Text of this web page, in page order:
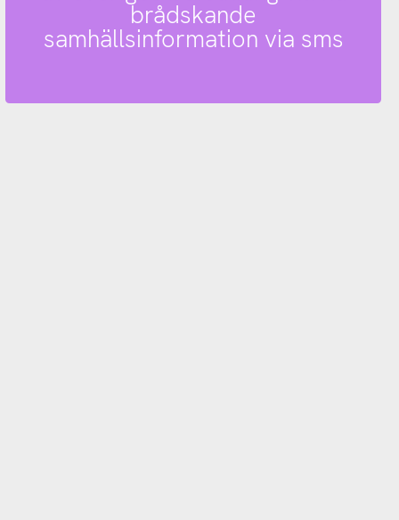
brådskande
samhällsinformation via sms